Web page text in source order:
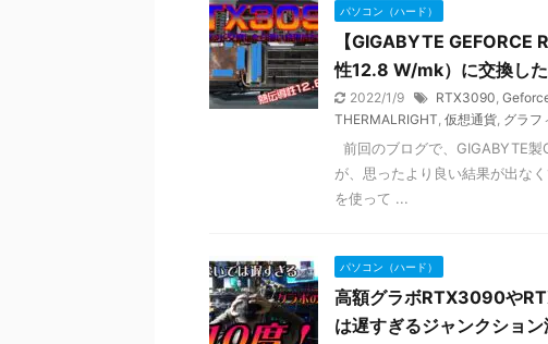
パソコン（ハード）
【GIGABYTE
性12.8 W/mk）に交換し
2022/1/9 RTX3090,
THERMALRIGHT, 仮想通貨, グラフ
前回のブログで、GIGABYTE
が、思ったより良い結果が出な
を使って ...
パソコン（ハード）
高額グラボRTX3090や
は遅すぎるジャンクション